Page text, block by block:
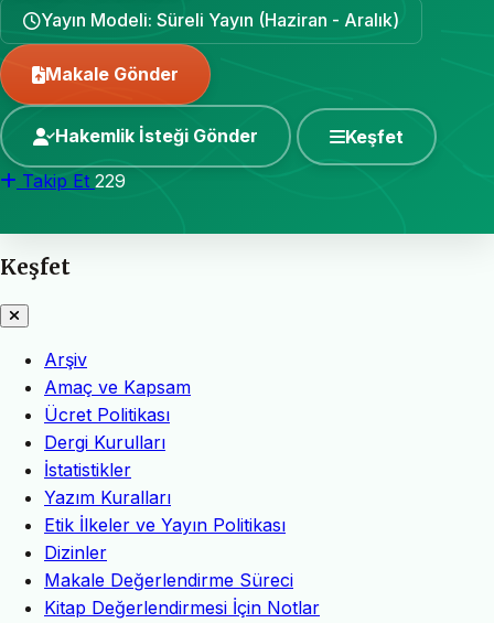
Yayın Modeli: Süreli Yayın (Haziran - Aralık)
Makale Gönder
Hakemlik İsteği Gönder Keşfet
Takip Et 229
Keşfet
Arşiv
Amaç ve Kapsam
Ücret Politikası
Dergi Kurulları
İstatistikler
Yazım Kuralları
Etik İlkeler ve Yayın Politikası
Dizinler
Makale Değerlendirme Süreci
Kitap Değerlendirmesi İçin Notlar